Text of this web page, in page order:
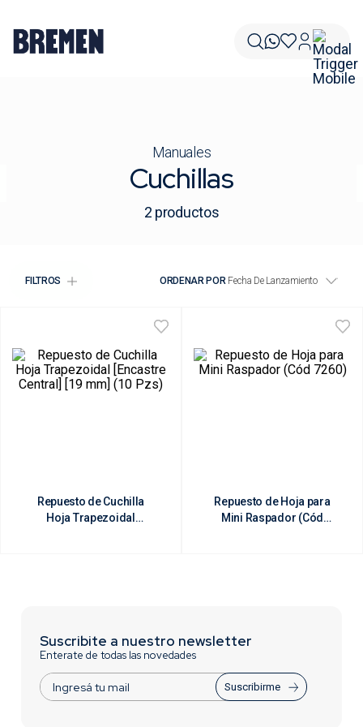
Manuales
Cuchillas
2 productos
FILTROS ORDENAR POR Fecha De Lanzamiento
Repuesto de Cuchilla
Hoja Trapezoidal
Repuesto de Hoja para
Mini Raspador (Cód
Suscribite a nuestro newsletter
Enterate de todas las novedades
Suscribirme